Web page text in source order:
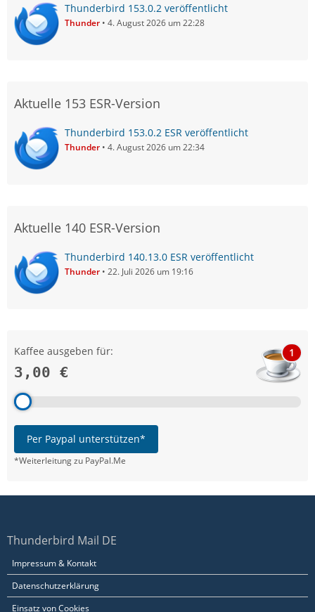
Thunderbird 153.0.2 veröffentlicht
Thunder 4. August 2026 um 22:28
Aktuelle 153 ESR-Version
Thunderbird 153.0.2 ESR veröffentlicht
Thunder 4. August 2026 um 22:34
Aktuelle 140 ESR-Version
Thunderbird 140.13.0 ESR veröffentlicht
Thunder 22. Juli 2026 um 19:16
Kaffee ausgeben für:
3,00 €
1
Per Paypal unterstützen*
*Weiterleitung zu PayPal.Me
Thunderbird Mail DE
Impressum & Kontakt
Datenschutzerklärung
Einsatz von Cookies